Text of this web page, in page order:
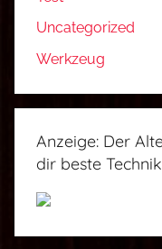
Uncategorized
Werkzeug
Anzeige: Der
dir beste